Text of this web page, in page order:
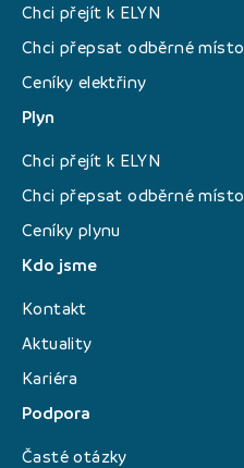
Chci přejít k ELYN
Chci přepsat odběrné místo
Ceníky elektřiny
Plyn
Chci přejít k ELYN
Chci přepsat odběrné místo
Ceníky plynu
Kdo jsme
Kontakt
Aktuality
Kariéra
Podpora
Časté otázky